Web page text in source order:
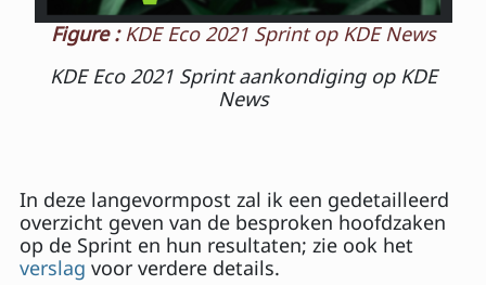
Figure :KDE Eco 2021 Sprint op KDE News
KDE Eco 2021 Sprint aankondiging op KDE
News
In deze langevormpost zal ik een gedetailleerd
overzicht geven van de besproken hoofdzaken
op de Sprint en hun resultaten; zie ook het
verslag voor verdere details.